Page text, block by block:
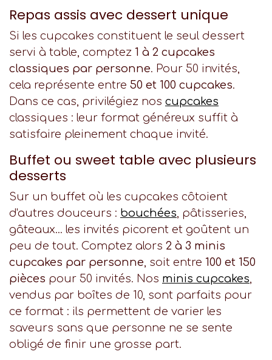
Repas assis avec dessert unique
Si les cupcakes constituent le seul dessert
servi à table, comptez 1 à 2 cupcakes
classiques par personne. Pour 50 invités,
cela représente entre 50 et 100 cupcakes.
Dans ce cas, privilégiez nos cupcakes
classiques : leur format généreux suffit à
satisfaire pleinement chaque invité.
Buffet ou sweet table avec plusieurs
desserts
Sur un buffet où les cupcakes côtoient
d'autres douceurs : bouchées, pâtisseries,
gâteaux... les invités picorent et goûtent un
peu de tout. Comptez alors 2 à 3 minis
cupcakes par personne, soit entre 100 et 150
pièces pour 50 invités. Nos minis cupcakes,
vendus par boîtes de 10, sont parfaits pour
ce format : ils permettent de varier les
saveurs sans que personne ne se sente
obligé de finir une grosse part.